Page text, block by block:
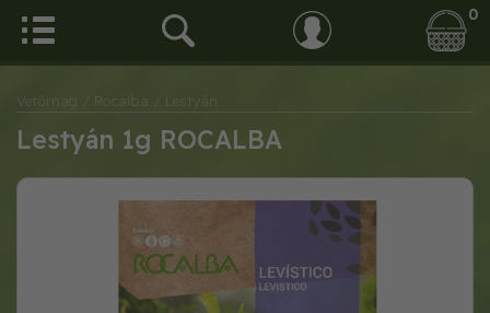
0
Vetőmag / Rocalba / Lestyán
Lestyán 1g ROCALBA